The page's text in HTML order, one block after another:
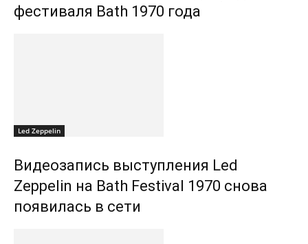
фестиваля Bath 1970 года
Led Zeppelin
Видеозапись выступления Led
Zeppelin на Bath Festival 1970 снова
появилась в сети